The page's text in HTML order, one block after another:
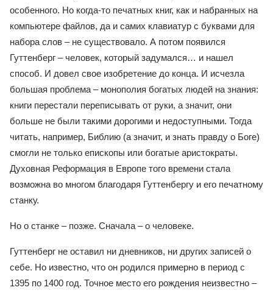
особенного. Но когда-то печатных книг, как и набранных на
компьютере файлов, да и самих клавиатур с буквами для
набора слов – не существовало. А потом появился
Гуттенберг – человек, который задумался… и нашел
способ. И довел свое изобретение до конца. И исчезла
большая проблема – монополия богатых людей на знания:
книги перестали переписывать от руки, а значит, они
больше не были такими дорогими и недоступными. Тогда
читать, например, Библию (а значит, и знать правду о Боге)
смогли не только епископы или богатые аристократы.
Духовная Реформация в Европе того времени стала
возможна во многом благодаря Гуттенбергу и его печатному
станку.
Но о станке – позже. Сначала – о человеке.
Гуттенберг не оставил ни дневников, ни других записей о
себе. Но известно, что он родился примерно в период с
1395 по 1400 год. Точное место его рождения неизвестно –